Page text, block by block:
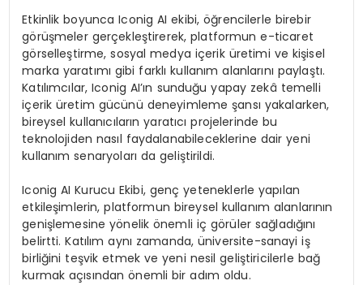
Etkinlik boyunca Iconig AI ekibi, öğrencilerle birebir
görüşmeler gerçekleştirerek, platformun e-ticaret
görselleştirme, sosyal medya içerik üretimi ve kişisel
marka yaratımı gibi farklı kullanım alanlarını paylaştı.
Katılımcılar, Iconig AI’ın sunduğu yapay zekâ temelli
içerik üretim gücünü deneyimleme şansı yakalarken,
bireysel kullanıcıların yaratıcı projelerinde bu
teknolojiden nasıl faydalanabileceklerine dair yeni
kullanım senaryoları da geliştirildi.
Iconig AI Kurucu Ekibi, genç yeteneklerle yapılan
etkileşimlerin, platformun bireysel kullanım alanlarının
genişlemesine yönelik önemli iç görüler sağladığını
belirtti. Katılım aynı zamanda, üniversite-sanayi iş
birliğini teşvik etmek ve yeni nesil geliştiricilerle bağ
kurmak açısından önemli bir adım oldu.